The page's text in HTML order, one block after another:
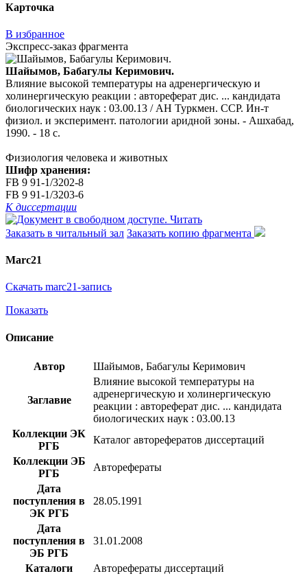
Карточка
В избранное
Экспресс-заказ фрагмента
Шайымов, Бабагулы Керимович.
Влияние высокой температуры на адренергическую и
холинергическую реакции : автореферат дис. ... кандидата
биологических наук : 03.00.13 / АН Туркмен. ССР. Ин-т
физиол. и эксперимент. патологии аридной зоны. - Ашхабад,
1990. - 18 с.
Физиология человека и животных
Шифр хранения:
FB 9 91-1/3202-8
FB 9 91-1/3203-6
К диссертации
Читать
Заказать в читальный зал Заказать копию фрагмента
Marc21
Скачать marc21-запись
Показать
Описание
Автор Шайымов, Бабагулы Керимович
Заглавие
Влияние высокой температуры на
адренергическую и холинергическую
реакции : автореферат дис. ... кандидата
биологических наук : 03.00.13
Коллекции ЭК
РГБ
Каталог авторефератов диссертаций
Коллекции ЭБ
РГБ
Авторефераты
Дата
поступления в
ЭК РГБ
28.05.1991
Дата
поступления в
ЭБ РГБ
31.01.2008
Каталоги
Авторефераты диссертаций